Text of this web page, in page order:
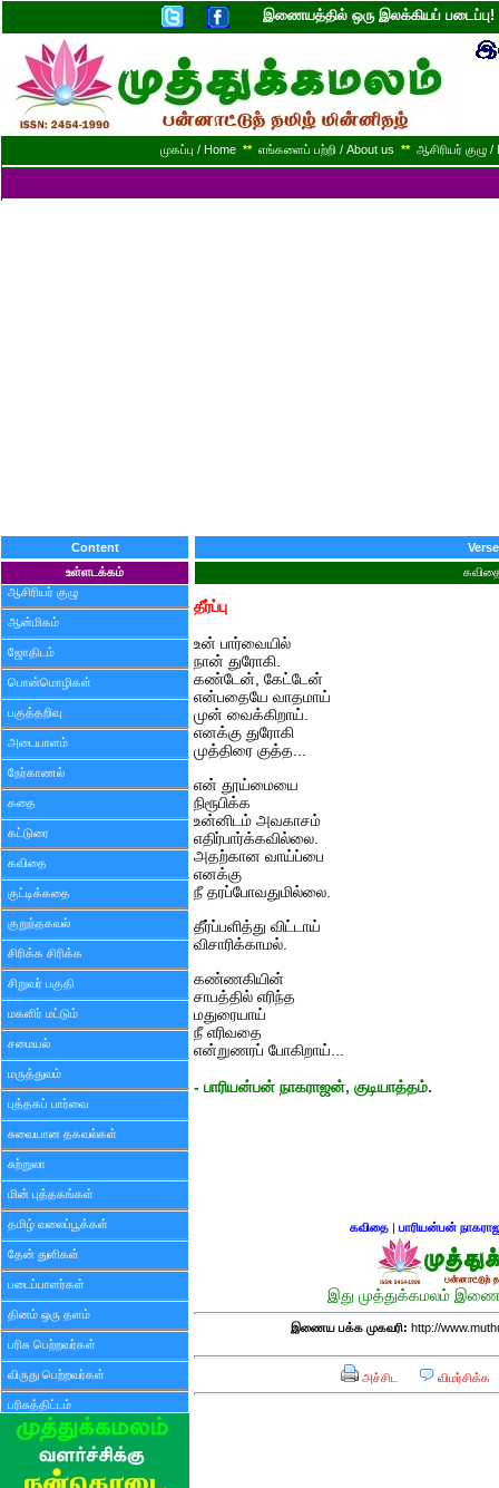
இணையத்தில் ஒரு இலக்கியப்
முகப்பு / Home ** எங்களைப் பற்றி / About us ** ஆசிரியர் குழு
Content
உள்ளடக்கம்
ஆசிரியர் குழு
ஆன்மிகம்
ஜோதிடம்
பொன்மொழிகள்
பகுத்தறிவு
அடையாளம்
நேர்காணல்
கதை
கட்டுரை
கவிதை
குட்டிக்கதை
குறுந்தகவல்
சிரிக்க சிரிக்க
சிறுவர் பகுதி
மகளிர் மட்டும்
சமையல்
மருத்துவம்
புத்தகப் பார்வை
சுவையான தகவல்கள்
சுற்றுலா
மின் புத்தகங்கள்
தமிழ் வலைப்பூக்கள்
தேன் துளிகள்
படைப்பாளர்கள்
தினம் ஒரு தளம்
பரிசு பெற்றவர்கள்
விருது பெற்றவர்கள்
பரிசுத்திட்டம்
Verse
தீர்ப்பு
உன் பார்வையில்
நான் துரோகி.
கண்டேன், கேட்டேன்
என்பதையே வாதமாய்
முன் வைக்கிறாய்.
எனக்கு துரோகி
முத்திரை குத்த...
என் தூய்மையை
நிரூபிக்க
உன்னிடம் அவகாசம்
எதிர்பார்க்கவில்லை.
அதற்கான வாய்ப்பை
எனக்கு
நீ தரப்போவதுமில்லை.
தீர்ப்பளித்து விட்டாய்
விசாரிக்காமல்.
கண்ணகியின்
சாபத்தில் எரிந்த
மதுரையாய்
நீ எரிவதை
என்றுணரப் போகிறாய்...
- பாரியன்பன் நாகராஜன், குடியாத்தம்.
கவிதை| பாரியன்பன்
இது முத்துக்கமலம்
இணைய பக்க முகவரி: http://
அச்சிட விமர்சிக்க